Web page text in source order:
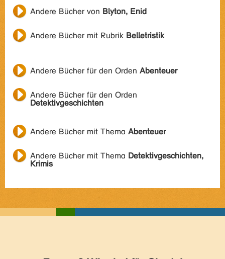
Andere Bücher von Blyton, Enid
Andere Bücher mit Rubrik Belletristik
Andere Bücher für den Orden Abenteuer
Andere Bücher für den Orden
Detektivgeschichten
Andere Bücher mit Thema Abenteuer
Andere Bücher mit Thema Detektivgeschichten,
Krimis